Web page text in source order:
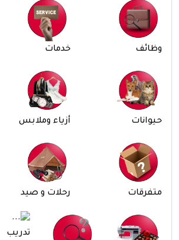
وظائف خدمات
حيوانات أزياء وملابس
متفرقات رحلات و صيد
تدريب